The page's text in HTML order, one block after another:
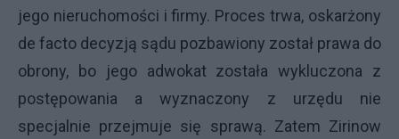
jego nieruchomości i firmy. Proces trwa, oskarżony
de facto decyzją sądu pozbawiony został prawa do
obrony, bo jego adwokat została wykluczona z
postępowania a wyznaczony z urzędu nie
specjalnie przejmuje się sprawą. Zatem Zirinow